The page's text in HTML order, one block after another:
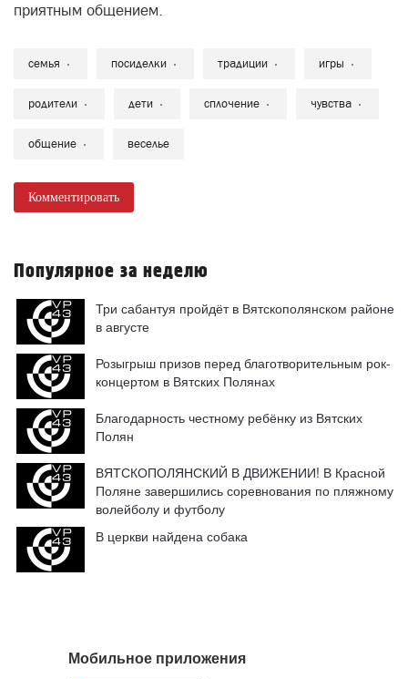
приятным общением.
семья посиделки традиции игры
родители дети сплочение чувства
общение веселье
Комментировать
Популярное за неделю
Три сабантуя пройдёт в Вятскополянском районе
в августе
Розыгрыш призов перед благотворительным рок-
концертом в Вятских Полянах
Благодарность честному ребёнку из Вятских
Полян
ВЯТСКОПОЛЯНСКИЙ В ДВИЖЕНИИ! В Красной
Поляне завершились соревнования по пляжному
волейболу и футболу
В церкви найдена собака
Мобильное приложения